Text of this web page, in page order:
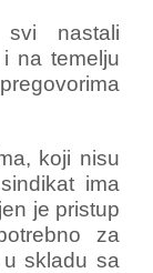
nastali
na temelju
koji nisu
ima
je pristup
za
skladu sa